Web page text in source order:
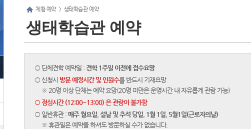
체험·예약 > 생태학습관 예약
생태학습관 예약
○ 단체견학 예약일 : 견학 1주일 이전에 접수요망
○ 신청시 방문 예정시간 및 인원수를 반드시 기재요망
※ 20명 이상 단체는 예약 요망(20명 미만은 운영시간 내 자유롭게 관람 가능)
○ 점심시간 (12:00~13:00) 은 관람이 불가함
○ 일반휴관 : 매주 월요일, 설날 및 추석 당일, 1월 1일, 5월1일(근로자의날)
※ 휴관일은 예약을 하셔도 방문하실 수가 없습니다.